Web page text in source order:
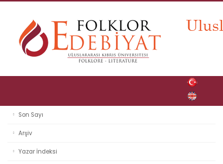
Son Sayı
Arşiv
Yazar İndeksi